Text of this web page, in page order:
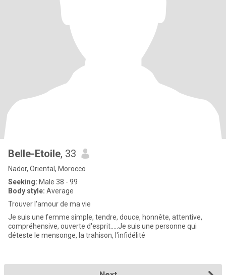
Belle-Etoile, 33
Nador, Oriental, Morocco
Seeking: Male 38 - 99
Body style: Average
Trouver l'amour de ma vie
Je suis une femme simple, tendre, douce, honnête, attentive,
compréhensive, ouverte d'esprit.....Je suis une personne qui
déteste le mensonge, la trahison, l'infidélité